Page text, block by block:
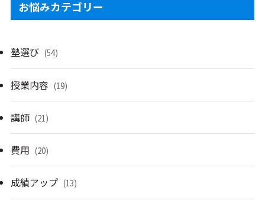
お悩みカテゴリー
塾選び (54)
授業内容 (19)
講師 (21)
費用 (20)
成績アップ (13)